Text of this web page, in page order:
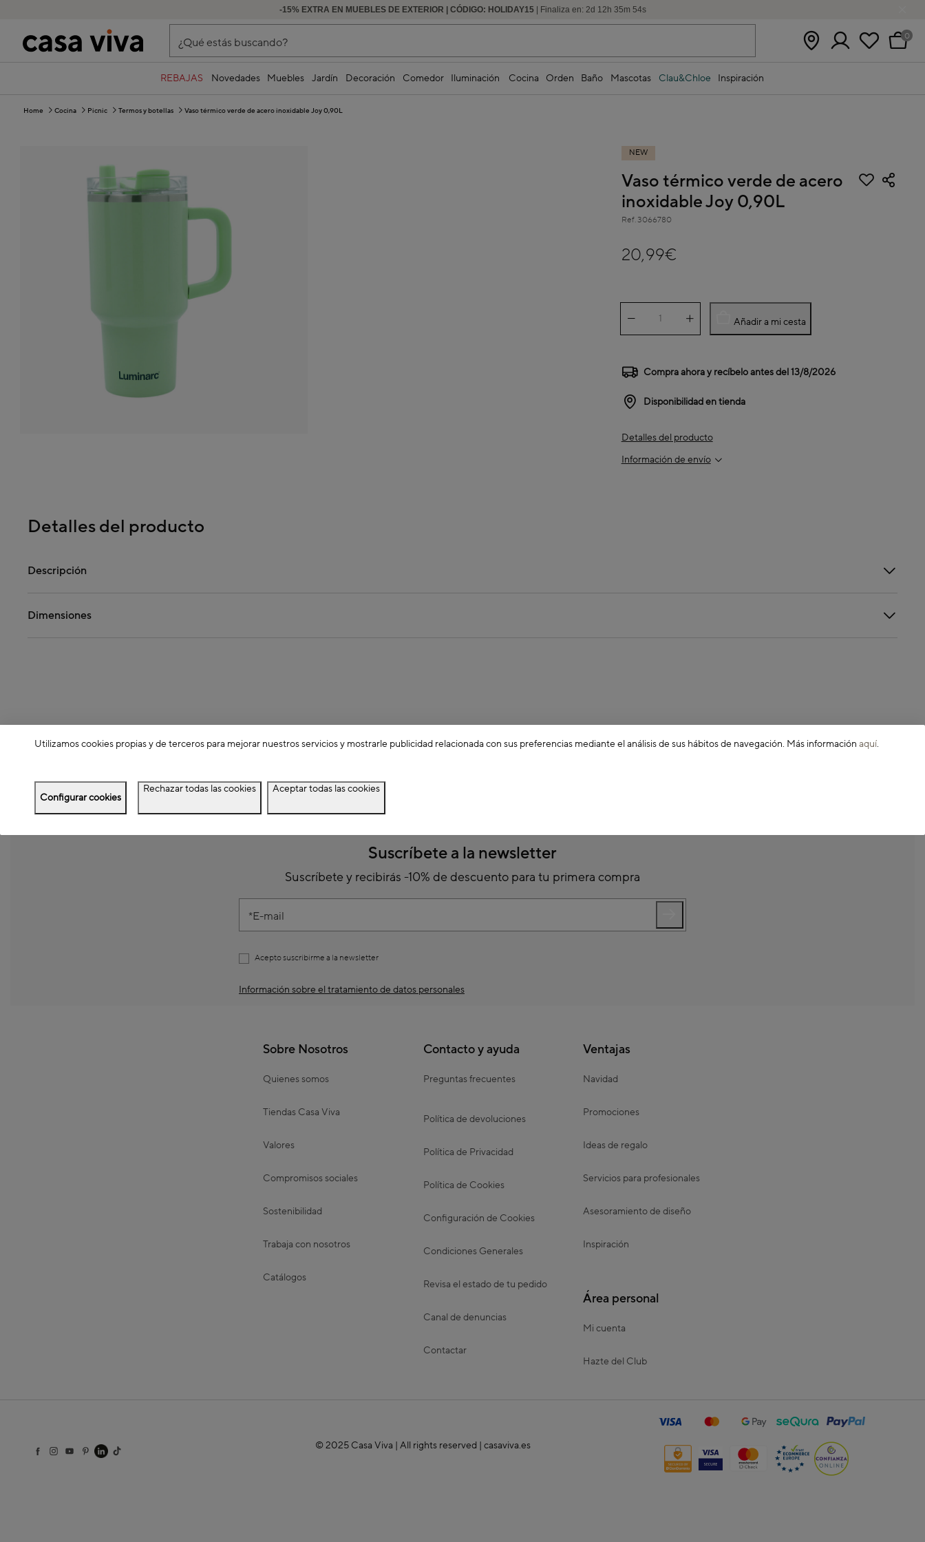
-15% EXTRA EN MUEBLES DE EXTERIOR | CÓDIGO: HOLIDAY15 | Finaliza en: 2d 12 h 35m 54s
HASTA -60% DE DESCUENTO | SEGUNDAS REBAJAS
¿Qué estás buscando? 0
REBAJAS Novedades Muebles Jardín Decoración Comedor Iluminación Cocina Orden Baño Mascotas Clau&Chloe Inspiración
Home Cocina Picnic Termos y botellas Vaso térmico verde de acero inoxidable Joy 0,90L
NEW
Vaso térmico verde de acero
inoxidable Joy 0,90L
Ref. 3066780
20,99€
Añadir a mi cesta
Compra ahora y recíbelo antes del13/8/2026
Disponibilidad en tienda
Detalles del producto
Información de envío
Detalles del producto
Descripción
Dimensiones
Suscríbete a la newsletter
Suscríbete y recibirás -10% de descuento para tu primera compra
E-mail
Acepto suscribirme a la newsletter
Información sobre el tratamiento de datos personales
Sobre Nosotros
Quienes somos
Tiendas Casa Viva
Valores
Compromisos sociales
Sostenibilidad
Trabaja con nosotros
Catálogos
Contacto y ayuda
Preguntas frecuentes
Política de devoluciones
Política de Privacidad
Política de Cookies
Configuración de Cookies
Condiciones Generales
Revisa el estado de tu pedido
Canal de denuncias
Contactar
Ventajas
Navidad
Promociones
Ideas de regalo
Servicios para profesionales
Asesoramiento de diseño
Inspiración
Área personal
Mi cuenta
Hazte del Club
© 2025 Casa Viva | All rights reserved | casaviva.es
Utilizamos cookies propias y de terceros para mejorar nuestros servicios y mostrarle publicidad relacionada con sus preferencias mediante el análisis de sus hábitos de navegación. Más información aquí.
Configurar cookies
Rechazar todas las cookies Aceptar todas las cookies